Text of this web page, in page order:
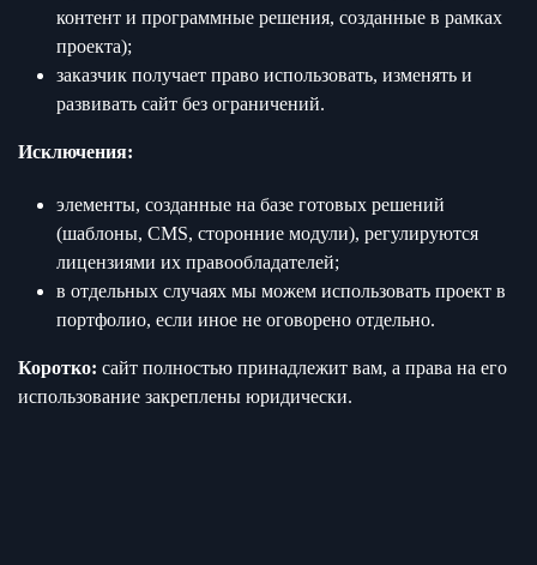
контент и программные решения, созданные в рамках
проекта);
заказчик получает право использовать, изменять и
развивать сайт без ограничений.
Исключения:
элементы, созданные на базе готовых решений
(шаблоны, CMS, сторонние модули), регулируются
лицензиями их правообладателей;
в отдельных случаях мы можем использовать проект в
портфолио, если иное не оговорено отдельно.
Коротко: сайт полностью принадлежит вам, а права на его
использование закреплены юридически.